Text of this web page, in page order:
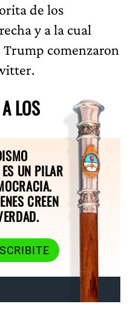
de los
y a la cual
Trump comenzaron
LOS
UN PILAR
CREEN